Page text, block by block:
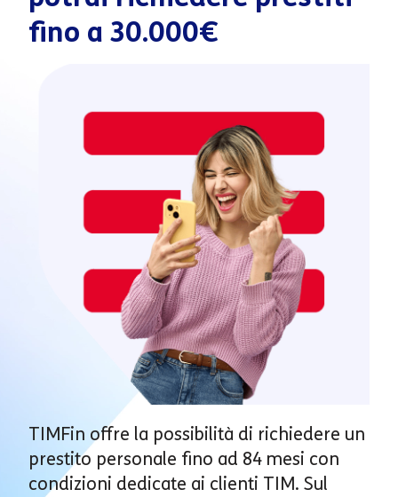
fino a 30.000€
TIMFin offre la possibilità di richiedere un
prestito personale fino ad 84 mesi con
condizioni dedicate ai clienti TIM. Sul